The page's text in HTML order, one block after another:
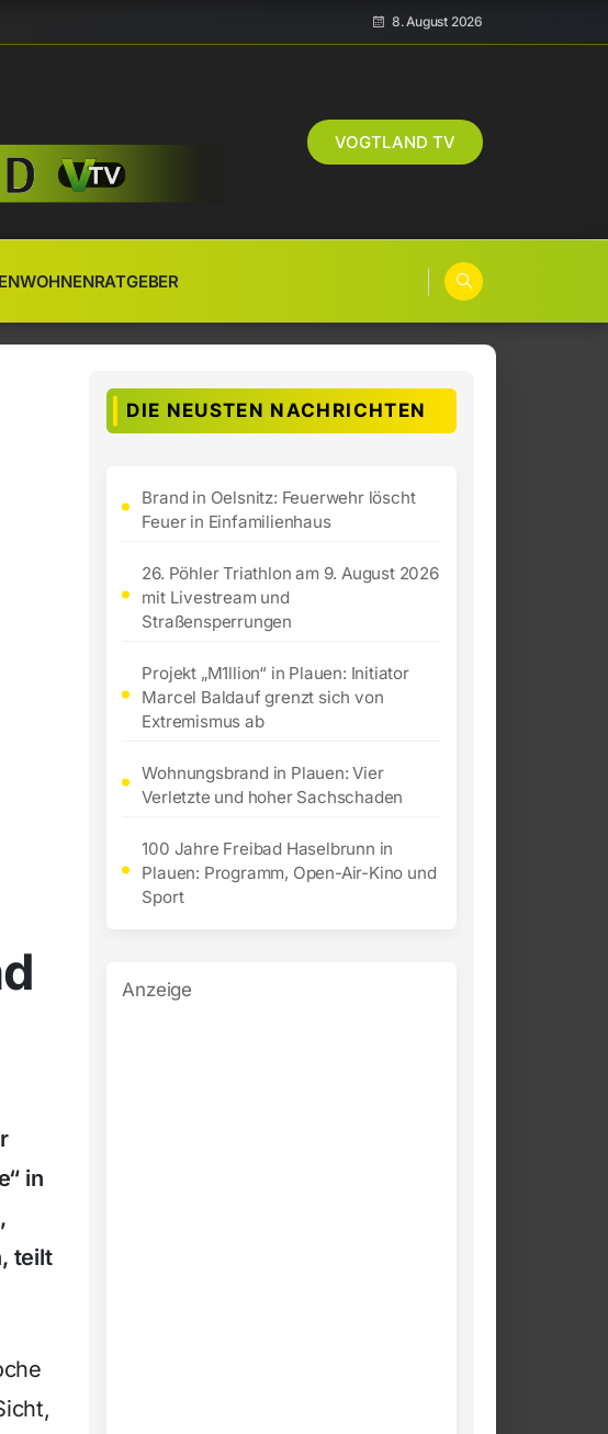
8. August 2026
VOGTLAND TV
WOHNENRATGEBER
in
teilt
DIE NEUSTEN NACHRICHTEN
Brand in Oelsnitz: Feuerwehr löscht
Feuer in Einfamilienhaus
26. Pöhler Triathlon am 9. August 2026
mit Livestream und
Straßensperrungen
Projekt „M1llion“ in Plauen: Initiator
Marcel Baldauf grenzt sich von
Extremismus ab
Wohnungsbrand in Plauen: Vier
Verletzte und hoher Sachschaden
100 Jahre Freibad Haselbrunn in
Plauen: Programm, Open-Air-Kino und
Sport
Anzeige